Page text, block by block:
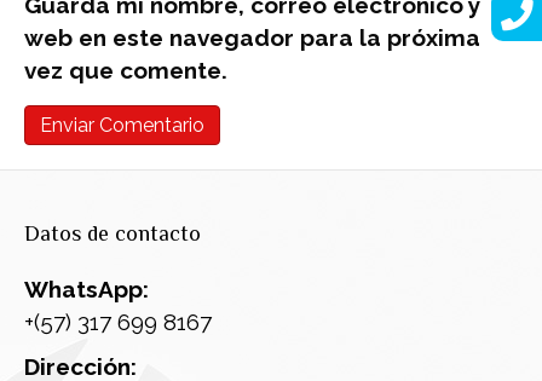
web en este navegador para la próxima
vez que comente.
Datos de contacto
WhatsApp:
+(57) 317 699 8167
Dirección: